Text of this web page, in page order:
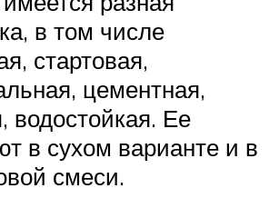
в том числе
стартовая,
цементная,
водостойкая. Ее
в сухом варианте и в
смеси.